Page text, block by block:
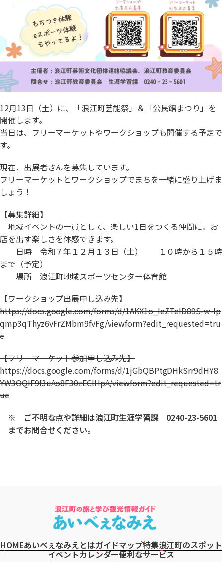
12月13日（土）に、「浪江町芸能祭」＆「公民館まつり」を
開催します。
当日は、フリーマーケットやワークショップも開催する予定で
す。
現在、出展者さんを募集しています。
フリーマーケットとワークショップでまちを一緒に盛り上げま
しょう！
【募集詳細】
地域イベントの一員として、楽しい1日をつくる仲間に。お
店を出す楽しさを体感できます。
日時 令和７年１２月１３日（土） １０時から１５時
まで（予定）
場所 浪江町地域スポーツセンター体育館
【ワークショップ出展申し込み先】
https://docs.google.com/forms/d/1AKX1o_IeZTeID89S-w-Ip
qmp3qThyz6vFrZMbm9fvFg/viewform?edit_requested=tru
e
【フリーマーケット参加申し込み先】
https://docs.google.com/forms/d/1jGbQBPtgDHkSrr9dHY8
YW3OQIF9f3uAo8F30zEClHpA/viewform?edit_requested=tr
ue
※ ご不明な点や詳細は浪江町生涯学習課 0240-23-5601
までお問合せください。
HOMEあいべぇなみえとはガイドマップ特集浪江町のスポット
イベントカレンダー便利なサービス